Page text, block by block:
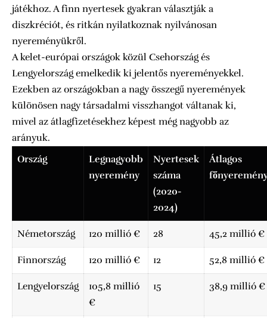
játékhoz. A finn nyertesek gyakran választják a
diszkréciót, és ritkán nyilatkoznak nyilvánosan
nyereményükről.
A kelet-európai országok közül Csehország és
Lengyelország emelkedik ki jelentős nyereményekkel.
Ezekben az országokban a nagy összegű nyeremények
különösen nagy társadalmi visszhangot váltanak ki,
mivel az átlagfizetésekhez képest még nagyobb az
arányuk.
Ország
Legnagyobb
nyeremény
Nyertesek
száma
(2020-
2024)
Átlagos
Németország 120 millió € 28 45,2 millió €
Finnország 120 millió € 12 52,8 millió €
Lengyelország
105,8 millió
€
15 38,9 millió €